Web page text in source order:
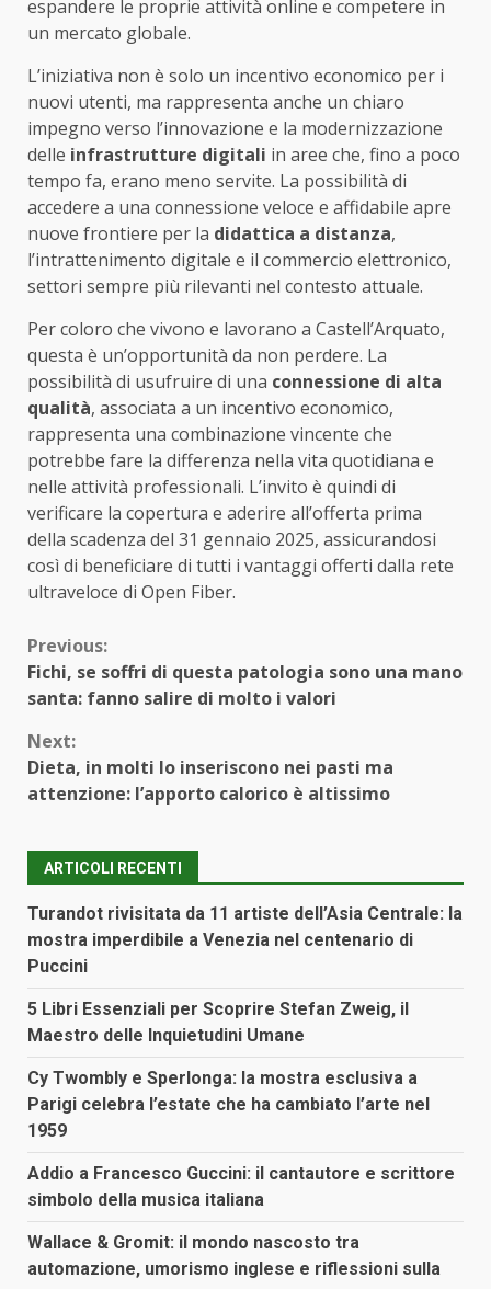
espandere le proprie attività online e competere in
un mercato globale.
L’iniziativa non è solo un incentivo economico per i
nuovi utenti, ma rappresenta anche un chiaro
impegno verso l’innovazione e la modernizzazione
delle infrastrutture digitali in aree che, fino a poco
tempo fa, erano meno servite. La possibilità di
accedere a una connessione veloce e affidabile apre
nuove frontiere per la didattica a distanza,
l’intrattenimento digitale e il commercio elettronico,
settori sempre più rilevanti nel contesto attuale.
Per coloro che vivono e lavorano a Castell’Arquato,
questa è un’opportunità da non perdere. La
possibilità di usufruire di una connessione di alta
qualità, associata a un incentivo economico,
rappresenta una combinazione vincente che
potrebbe fare la differenza nella vita quotidiana e
nelle attività professionali. L’invito è quindi di
verificare la copertura e aderire all’offerta prima
della scadenza del 31 gennaio 2025, assicurandosi
così di beneficiare di tutti i vantaggi offerti dalla rete
ultraveloce di Open Fiber.
Continue
Reading
Previous:
Fichi, se soffri di questa patologia sono una mano
santa: fanno salire di molto i valori
Next:
Dieta, in molti lo inseriscono nei pasti ma
attenzione: l’apporto calorico è altissimo
ARTICOLI RECENTI
Turandot rivisitata da 11 artiste dell’Asia Centrale: la
mostra imperdibile a Venezia nel centenario di
Puccini
5 Libri Essenziali per Scoprire Stefan Zweig, il
Maestro delle Inquietudini Umane
Cy Twombly e Sperlonga: la mostra esclusiva a
Parigi celebra l’estate che ha cambiato l’arte nel
1959
Addio a Francesco Guccini: il cantautore e scrittore
simbolo della musica italiana
Wallace & Gromit: il mondo nascosto tra
automazione, umorismo inglese e riflessioni sulla